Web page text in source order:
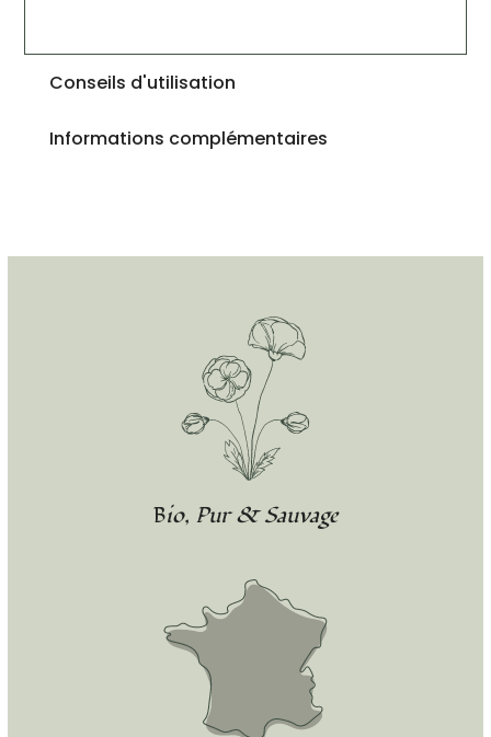
Conseils d'utilisation
Informations complémentaires
Bio, Pur & Sauvage